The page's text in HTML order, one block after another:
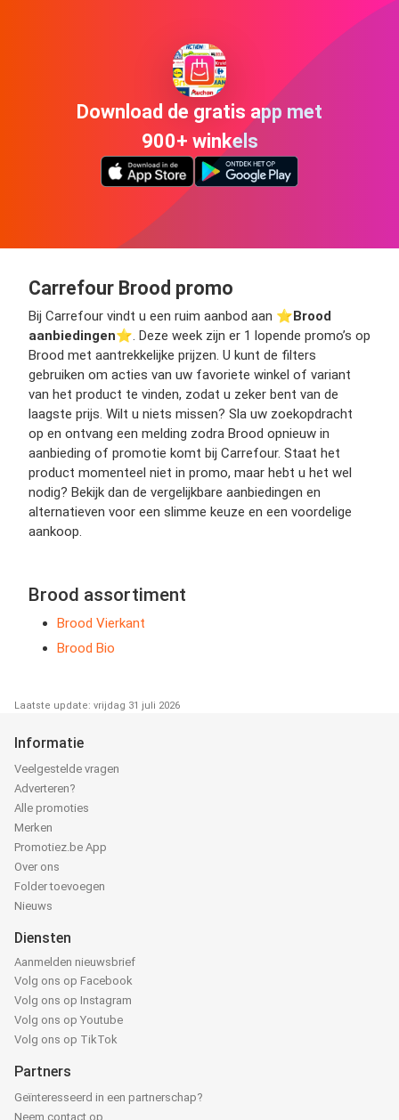
Download de gratis app met
900+ winkels
Carrefour Brood promo
Bij Carrefour vindt u een ruim aanbod aan ⭐️Brood
aanbiedingen⭐️. Deze week zijn er 1 lopende promo’s op
Brood met aantrekkelijke prijzen. U kunt de filters
gebruiken om acties van uw favoriete winkel of variant
van het product te vinden, zodat u zeker bent van de
laagste prijs. Wilt u niets missen? Sla uw zoekopdracht
op en ontvang een melding zodra Brood opnieuw in
aanbieding of promotie komt bij Carrefour. Staat het
product momenteel niet in promo, maar hebt u het wel
nodig? Bekijk dan de vergelijkbare aanbiedingen en
alternatieven voor een slimme keuze en een voordelige
aankoop.
Brood assortiment
Brood Vierkant
Brood Bio
Laatste update: vrijdag 31 juli 2026
Informatie
Veelgestelde vragen
Adverteren?
Alle promoties
Merken
Promotiez.be App
Over ons
Folder toevoegen
Nieuws
Diensten
Aanmelden nieuwsbrief
Volg ons op Facebook
Volg ons op Instagram
Volg ons op Youtube
Volg ons op TikTok
Partners
Geïnteresseerd in een partnerschap?
Neem contact op